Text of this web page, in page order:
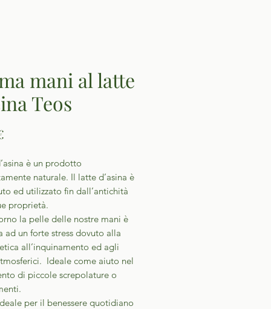
mani al latte
Teos
è un prodotto
naturale. Il latte d’asina è
ed utilizzato fin dall’antichità
proprietà.
la pelle delle nostre mani è
ad un forte stress dovuto alla
all’inquinamento ed agli
Ideale come aiuto nel
di piccole screpolature o
per il benessere quotidiano